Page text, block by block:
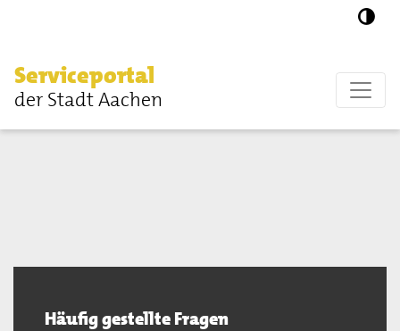
Serviceportal
der Stadt Aachen
Häufig gestellte Fragen